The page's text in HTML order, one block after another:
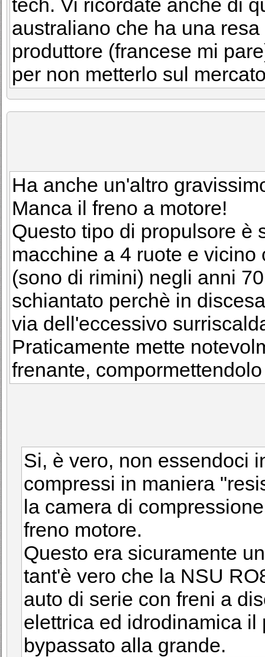
tech. Vi ricordate anche di
australiano che ha una
produttore (francese mi
per non metterlo sul
Ha anche un'altro
Manca il freno a motore!
Questo tipo di propulsore è
macchine a 4 ruote e
(sono di rimini) negli anni
schiantato perchè in
via dell'eccessivo
Praticamente mette
frenante,
Si, è vero, non essendoci
compressi in maniera
la camera di
freno motore.
Questo era sicuramente
tant'è vero che la NSU
auto di serie con freni a
elettrica ed idrodinamica il
bypassato alla grande.